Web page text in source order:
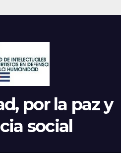
por la paz y
social